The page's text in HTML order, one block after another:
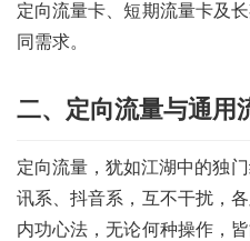
定向流量卡、短期流量卡及
同需求。
二、定向流量与通用
定向流量，犹如江湖中的独
讯系、抖音系，互不干扰，
内功心法，无论何种操作，